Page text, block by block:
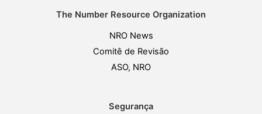
The Number Resource Organization
NRO News
Comitê de Revisão
ASO, NRO
Segurança